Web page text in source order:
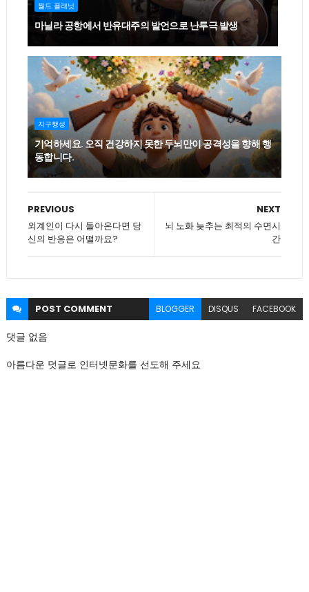
월드 플래닛
마닐라 공항에서 반유대주의 발언으로 난투극 발생
지구행성
기억하세요. 오직 건강하지 못한 두뇌만이 공격성을 향해 행
동합니다.
NEXT
뇌 노화 늦추는 최적의 수면시
간
PREVIOUS
외계인이 다시 돌아온다면 당
신의 반응은 어떨까요?
POST COMMENT BLOGGER DISQUS FACEBOOK
댓글 없음
아름다운 덧글로 인터넷문화를 선도해 주세요